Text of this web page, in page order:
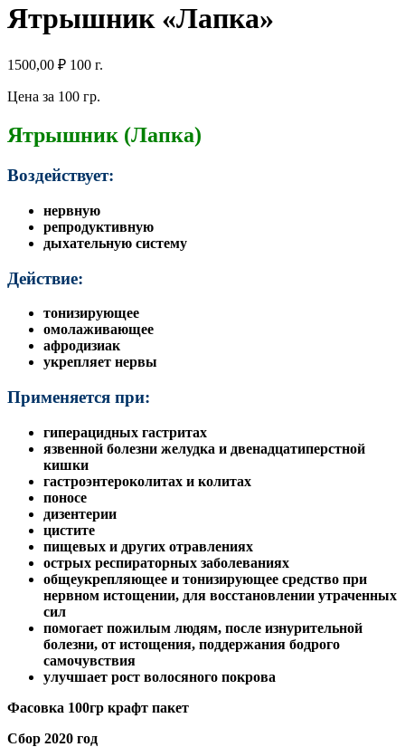
Ятрышник «Лапка»
1500,00 ₽ 100 г.
Цена за 100 гр.
Ятрышник (Лапка)
Воздействует:
нервную
репродуктивную
дыхательную систему
Действие:
тонизирующее
омолаживающее
афродизиак
укрепляет нервы
Применяется при:
гиперацидных гастритах
язвенной болезни желудка и двенадцатиперстной
кишки
гастроэнтероколитах и колитах
поносе
дизентерии
цистите
пищевых и других отравлениях
острых респираторных заболеваниях
общеукрепляющее и тонизирующее средство при
нервном истощении, для восстановлении утраченных
сил
помогает пожилым людям, после изнурительной
болезни, от истощения, поддержания бодрого
самочувствия
улучшает рост волосяного покрова
Фасовка 100гр крафт пакет
Сбор 2020 год